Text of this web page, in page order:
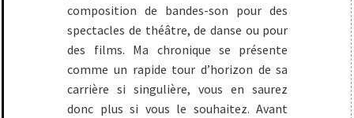
composition de bandes-son pour des
spectacles de théâtre, de danse ou pour
des films. Ma chronique se présente
comme un rapide tour d’horizon de sa
carrière si singulière, vous en saurez
donc plus si vous le souhaitez. Avant